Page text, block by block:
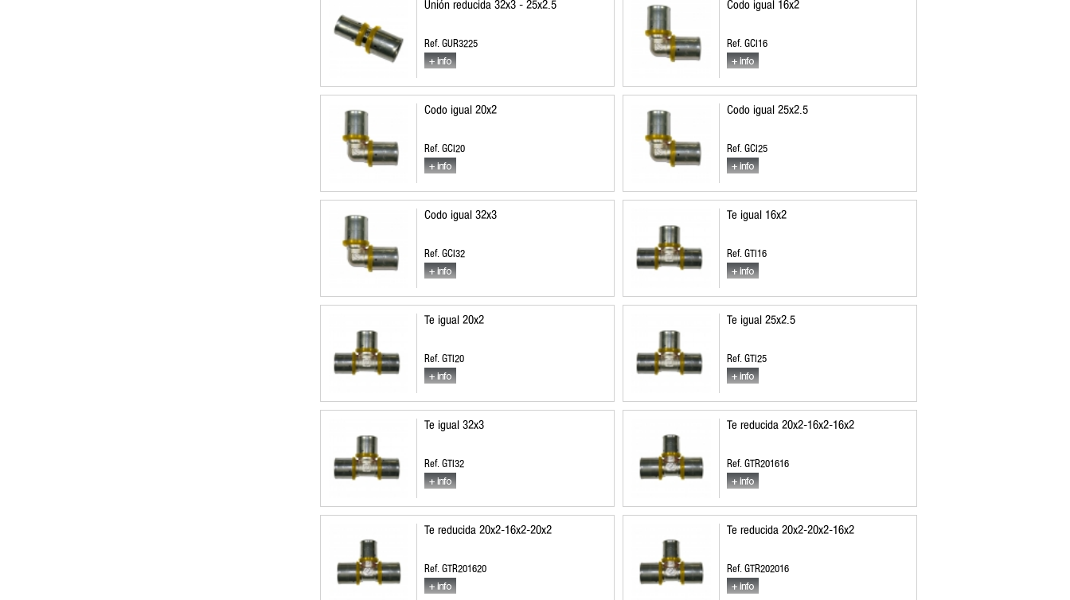
Unión reducida 32x3 - 25x2.5
Ref. GUR3225
Codo igual 16x2
Ref. GCI16
Codo igual 20x2
Ref. GCI20
Codo igual 25x2.5
Ref. GCI25
Codo igual 32x3
Ref. GCI32
Te igual 16x2
Ref. GTI16
Te igual 20x2
Ref. GTI20
Te igual 25x2.5
Ref. GTI25
Te igual 32x3
Ref. GTI32
Te reducida 20x2-16x2-16x2
Ref. GTR201616
Te reducida 20x2-16x2-20x2
Ref. GTR201620
Te reducida 20x2-20x2-16x2
Ref. GTR202016